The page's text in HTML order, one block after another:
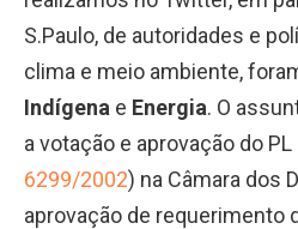
S.Paulo, de autoridades e
clima e meio ambiente,
Indígena e Energia. O
a votação e aprovação do
6299/2002) na Câmara dos
aprovação de requerimento